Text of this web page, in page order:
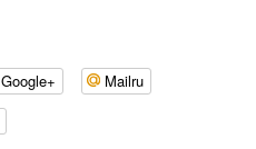
Google+
Mailru